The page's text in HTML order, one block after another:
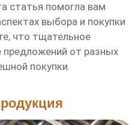
статья помогла вам
выбора и покупки
что тщательное
предложений от разных
покупки.